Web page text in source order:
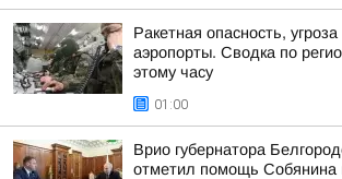
Ракетная опасность,
аэропорты. Сводка по
этому часу
01:00
Врио губернатора
отметил помощь Собянина